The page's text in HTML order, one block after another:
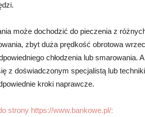
może dochodzić do pieczenia z
zbyt duża prędkość obrotowa
chłodzenia lub
z doświadczonym specjalistą lub
kroki naprawcze.
strony https://www.bankowe.pl/: